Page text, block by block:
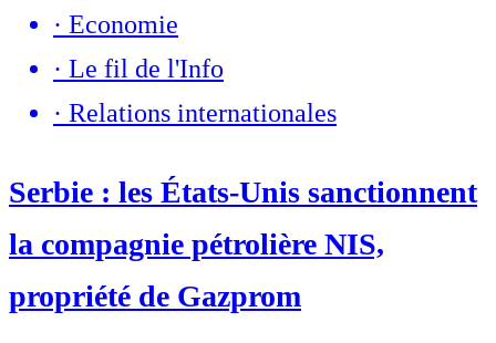
· Economie
· Le fil de l'Info
· Relations internationales
Serbie : les États-Unis sanctionnent
la compagnie pétrolière NIS,
propriété de Gazprom